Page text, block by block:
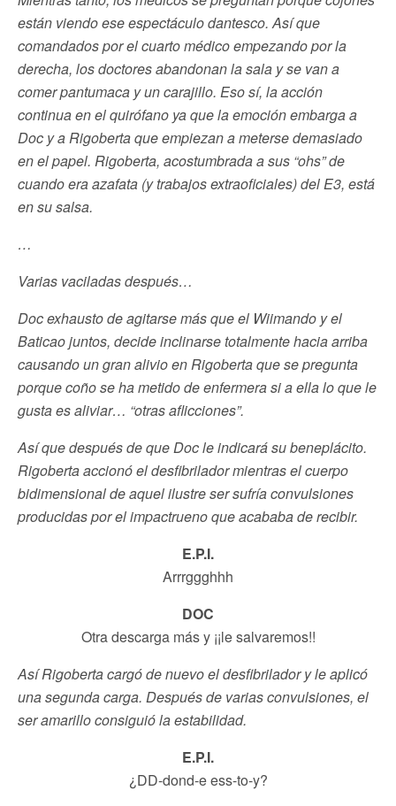
están viendo ese espectáculo dantesco. Así que
comandados por el cuarto médico empezando por la
derecha, los doctores abandonan la sala y se van a
comer pantumaca y un carajillo. Eso sí, la acción
continua en el quirófano ya que la emoción embarga a
Doc y a Rigoberta que empiezan a meterse demasiado
en el papel. Rigoberta, acostumbrada a sus “ohs” de
cuando era azafata (y trabajos extraoficiales) del E3, está
en su salsa.
…
Varias vaciladas después…
Doc exhausto de agitarse más que el Wiimando y el
Baticao juntos, decide inclinarse totalmente hacia arriba
causando un gran alivio en Rigoberta que se pregunta
porque coño se ha metido de enfermera si a ella lo que le
gusta es aliviar… “otras aflicciones”.
Así que después de que Doc le indicará su beneplácito.
Rigoberta accionó el desfibrilador mientras el cuerpo
bidimensional de aquel ilustre ser sufría convulsiones
producidas por el impactrueno que acababa de recibir.
E.P.I.
Arrrggghhh
DOC
Otra descarga más y ¡¡le salvaremos!!
Así Rigoberta cargó de nuevo el desfibrilador y le aplicó
una segunda carga. Después de varias convulsiones, el
ser amarillo consiguió la estabilidad.
E.P.I.
¿DD-dond-e ess-to-y?